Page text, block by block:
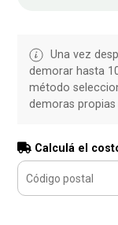
Una vez
demorar hasta
método
demoras
Calculá el